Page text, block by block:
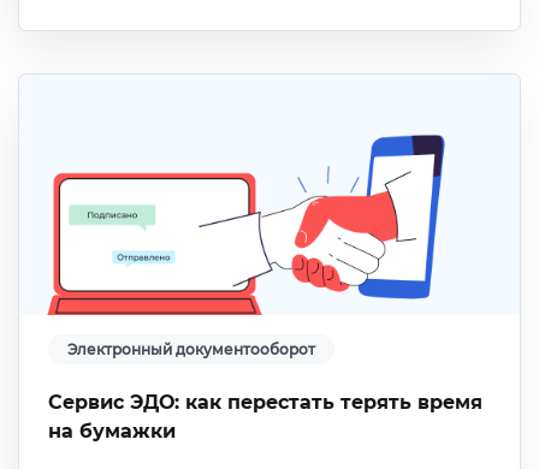
Электронный документооборот
Сервис ЭДО: как перестать терять время
на бумажки